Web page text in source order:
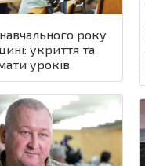
року
укриття та
уроків